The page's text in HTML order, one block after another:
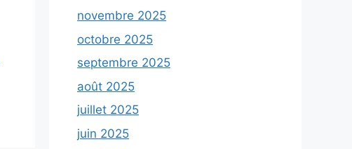
novembre 2025
octobre 2025
septembre 2025
août 2025
juillet 2025
juin 2025